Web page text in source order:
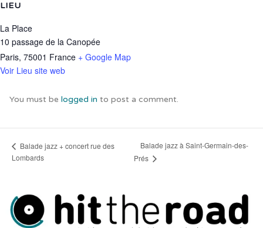
LIEU
La Place
10 passage de la Canopée
Paris, 75001 France + Google Map
Voir Lieu site web
You must be logged in to post a comment.
Balade jazz + concert rue des
Lombards
Balade jazz à Saint-Germain-des-
Prés